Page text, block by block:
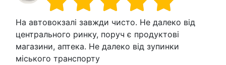
На автовокзалі завжди чисто. Не далеко від
центрального ринку, поруч є продуктові
магазини, аптека. Не далеко від зупинки
міського транспорту